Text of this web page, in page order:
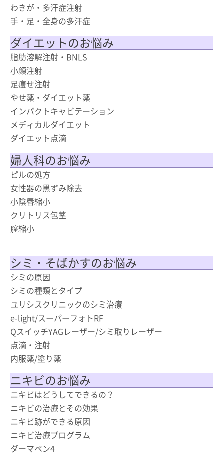
わきが・多汗症注射
手・足・全身の多汗症
ダイエットのお悩み
脂肪溶解注射・BNLS
小顔注射
足痩せ注射
やせ薬・ダイエット薬
インパクトキャビテーション
メディカルダイエット
ダイエット点滴
婦人科のお悩み
ピルの処方
女性器の黒ずみ除去
小陰唇縮小
クリトリス包茎
膣縮小
シミ・そばかすのお悩み
シミの原因
シミの種類とタイプ
ユリシスクリニックのシミ治療
e-light/スーパーフォトRF
QスイッチYAGレーザー/シミ取りレーザー
点滴・注射
内服薬/塗り薬
ニキビのお悩み
ニキビはどうしてできるの？
ニキビの治療とその効果
ニキビ跡ができる原因
ニキビ治療プログラム
ダーマペン4